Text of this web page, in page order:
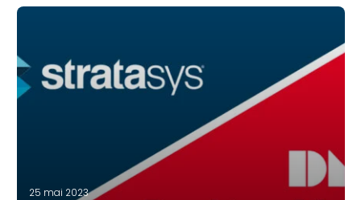
consolidation. Il y a quelques semaines, une nouvelle a attiré
LIRE LA SUITE
25 mai 2023